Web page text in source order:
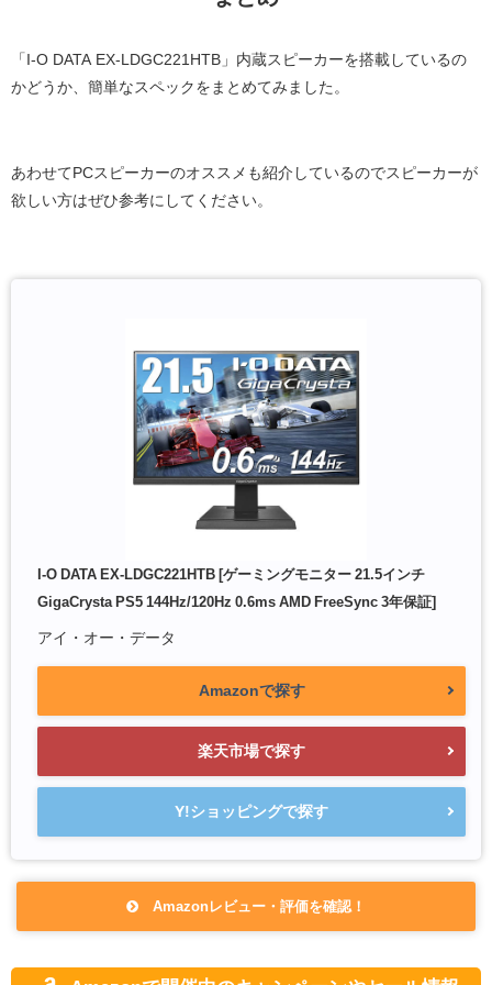
「I-O DATA EX-LDGC221HTB」内蔵スピーカーを搭載しているの
かどうか、簡単なスペックをまとめてみました。
あわせてPCスピーカーのオススメも紹介しているのでスピーカーが
欲しい方はぜひ参考にしてください。
I-O DATA EX-LDGC221HTB [ゲーミングモニター 21.5インチ
GigaCrysta PS5 144Hz/120Hz 0.6ms AMD FreeSync 3年保証]
アイ・オー・データ
Amazonで探す
楽天市場で探す
Y!ショッピングで探す
Amazonレビュー・評価を確認！